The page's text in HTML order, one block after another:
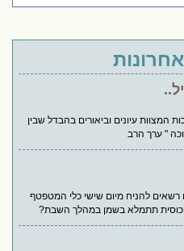
המצוות עיונים וביאורים בהבדל שבין
" ערך הרב
להניח מיום שישי כלי המטפטף
תתמלא בשמן במהלך השבת?